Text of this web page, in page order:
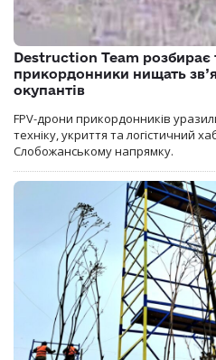
Destruction Team розбирає
прикордонники нищать
окупантів
FPV-дрони прикордонників
техніку, укриття та логістичний
Слобожанському напрямку.